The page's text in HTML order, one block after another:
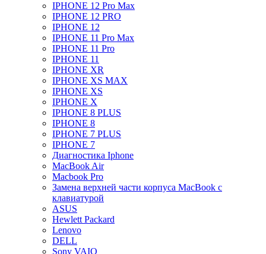
IPHONE 12 Pro Max
IPHONE 12 PRO
IPHONE 12
IPHONE 11 Pro Max
IPHONE 11 Pro
IPHONE 11
IPHONE XR
IPHONE XS MAX
IPHONE XS
IPHONE X
IPHONE 8 PLUS
IPHONE 8
IPHONE 7 PLUS
IPHONE 7
Диагностика Iphone
MacBook Air
Macbook Pro
Замена верхней части корпуса MacBook с
клавиатурой
ASUS
Hewlett Packard
Lenovo
DELL
Sony VAIO